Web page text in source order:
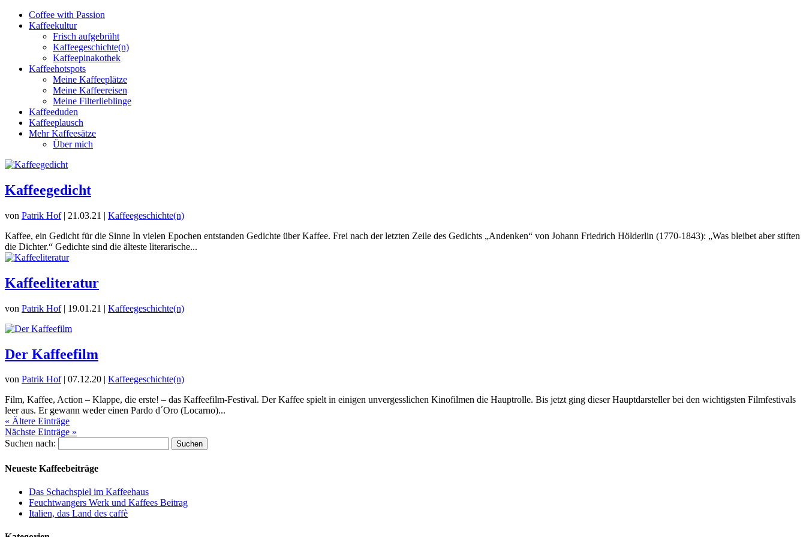
Coffee with Passion
Kaffeekultur
Frisch aufgebrüht
Kaffeegeschichte(n)
Kaffeepinakothek
Kaffeehotspots
Meine Kaffeeplätze
Meine Kaffeereisen
Meine Filterlieblinge
Kaffeeduden
Kaffeeplausch
Mehr Kaffeesätze
Über mich
Kaffeegedicht
von Patrik Hof| 21.03.21 | Kaffeegeschichte(n)
Kaffee, ein Gedicht für die Sinne In vielen Epochen entstanden Gedichte über Kaffee. Frei nach der letzten Zeile des Gedichts „Andenken“ von Johann Friedrich Hölderlin (1770-1843): „Was bleibet aber stiften
die Dichter.“ Gedichte sind die älteste literarische...
Kaffeeliteratur
von Patrik Hof| 19.01.21 | Kaffeegeschichte(n)
Der Kaffeefilm
von Patrik Hof| 07.12.20 | Kaffeegeschichte(n)
Film, Kaffee, Action – Klappe, die erste! – das Kaffeefilm-Festival. Der Kaffee spielt in einigen unvergesslichen Kinofilmen die Hauptrolle. Bis jetzt ging dieser Hauptdarsteller bei den wichtigsten Filmfestivals
leer aus. Er gewann weder einen Pardo d´Oro (Locarno)...
« Ältere Einträge
Nächste Einträge »
Suchen nach:
Neueste Kaffeebeiträge
Das Schachspiel im Kaffeehaus
Feuchtwangers Werk und Kaffees Beitrag
Italien, das Land des caffè